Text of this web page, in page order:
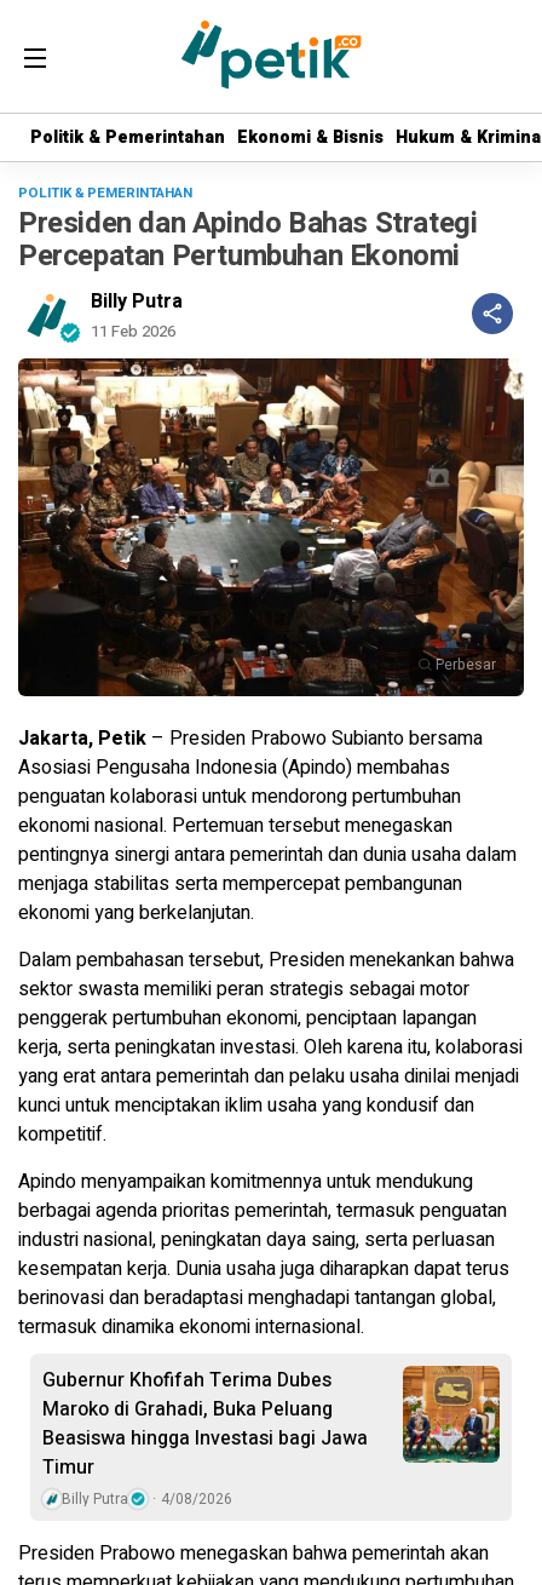
Politik & Pemerintahan Ekonomi & Bisnis Hukum &
Politik & Pemerintahan Ekonomi & Bisnis Hukum &
POLITIK & PEMERINTAHAN
Presiden dan Apindo Bahas Strategi
Percepatan Pertumbuhan Ekonomi
Billy Putra
11 Feb 2026
Perbesar
Jakarta, Petik – Presiden Prabowo Subianto bersama
Asosiasi Pengusaha Indonesia (Apindo) membahas
penguatan kolaborasi untuk mendorong pertumbuhan
ekonomi nasional. Pertemuan tersebut menegaskan
pentingnya sinergi antara pemerintah dan dunia usaha dalam
menjaga stabilitas serta mempercepat pembangunan
ekonomi yang berkelanjutan.
Dalam pembahasan tersebut, Presiden menekankan bahwa
sektor swasta memiliki peran strategis sebagai motor
penggerak pertumbuhan ekonomi, penciptaan lapangan
kerja, serta peningkatan investasi. Oleh karena itu, kolaborasi
yang erat antara pemerintah dan pelaku usaha dinilai menjadi
kunci untuk menciptakan iklim usaha yang kondusif dan
kompetitif.
Apindo menyampaikan komitmennya untuk mendukung
berbagai agenda prioritas pemerintah, termasuk penguatan
industri nasional, peningkatan daya saing, serta perluasan
kesempatan kerja. Dunia usaha juga diharapkan dapat terus
berinovasi dan beradaptasi menghadapi tantangan global,
termasuk dinamika ekonomi internasional.
Gubernur Khofifah Terima Dubes
Maroko di Grahadi, Buka Peluang
Beasiswa hingga Investasi bagi Jawa
Timur
Billy Putra 4/08/2026
Presiden Prabowo menegaskan bahwa pemerintah akan